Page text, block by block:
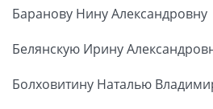
Баранову Нину Александровну
Белянскую Ирину
Болховитину Наталью